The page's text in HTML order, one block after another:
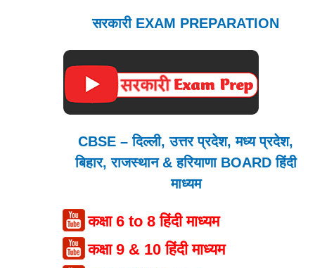
सरकारी EXAM PREPARATION
CBSE – दिल्ली, उत्तर प्रदेश, मध्य प्रदेश,
बिहार, राजस्थान & हरियाणा BOARD हिंदी
माध्यम
कक्षा 6 to 8 हिंदी माध्यम
कक्षा 9 & 10 हिंदी माध्यम